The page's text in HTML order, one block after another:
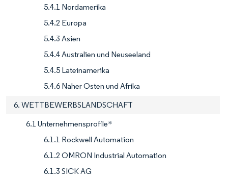
5.4.1 Nordamerika
5.4.2 Europa
5.4.3 Asien
5.4.4 Australien und Neuseeland
5.4.5 Lateinamerika
5.4.6 Naher Osten und Afrika
6. WETTBEWERBSLANDSCHAFT
6.1 Unternehmensprofile*
6.1.1 Rockwell Automation
6.1.2 OMRON Industrial Automation
6.1.3 SICK AG